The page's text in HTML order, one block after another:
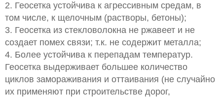
2. Геосетка устойчива к агрессивным средам, в
том числе, к щелочным (растворы, бетоны);
3. Геосетка из стекловолокна не ржавеет и не
создает помех связи; т.к. не содержит металла;
4. Более устойчива к перепадам температур.
Геосетка выдерживает большее количество
циклов замораживания и оттаивания (не случайно
их применяют при строительстве дорог,